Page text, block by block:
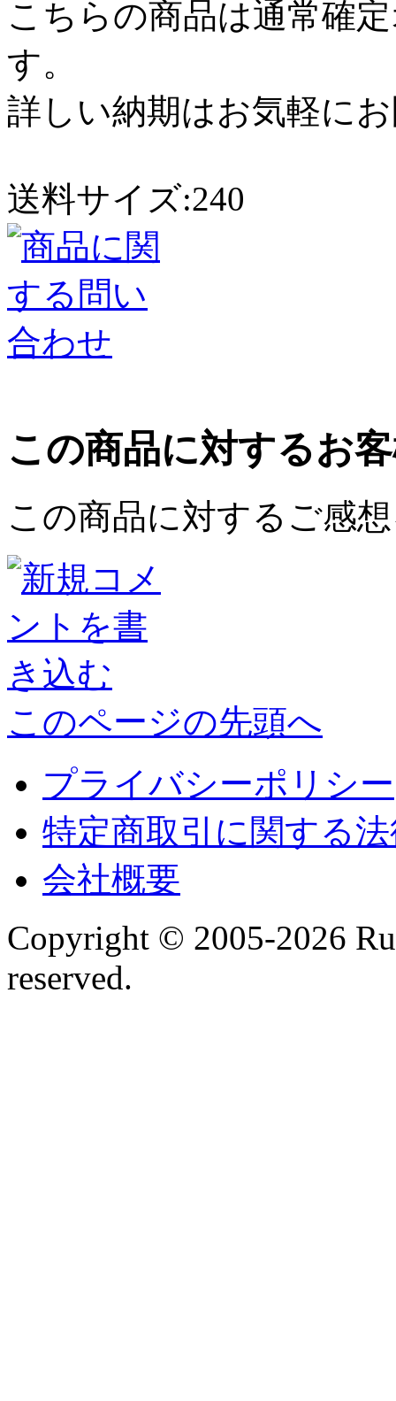
こちらの商品は通常確
す。
詳しい納期はお気軽に
送料サイズ:240
この商品に対するお
この商品に対するご感
このページの先頭へ
プライバシーポリシー
特定商取引に関する
会社概要
Copyright © 2005-2026
reserved.